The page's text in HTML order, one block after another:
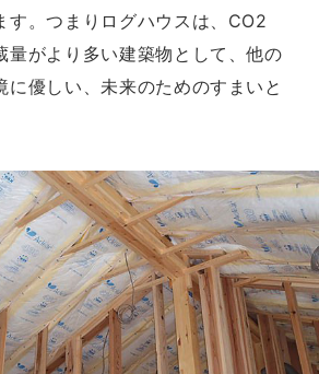
す。つまりログハウスは、CO2
量がより多い建築物として、他の
に優しい、未来のためのすまいと